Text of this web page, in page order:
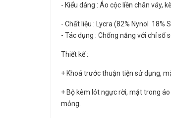
- Kiểu dáng : Áo cộc liền chân váy,
- Chất liệu : Lycra (82% Nynol 18%
- Tác dụng : Chống nắng với chỉ số
Thiết kế :
+ Khoá trước thuận tiện sử dụng,
+ Bộ kèm lót ngực rời, mặt trong
mỏng.